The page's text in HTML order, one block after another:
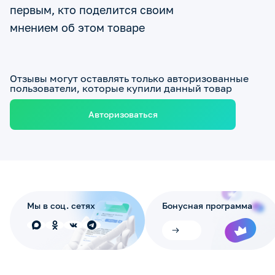
первым, кто поделится своим
мнением об этом товаре
Отзывы могут оставлять только авторизованные
пользователи, которые купили данный товар
Авторизоваться
Мы в соц. сетях Бонусная программа